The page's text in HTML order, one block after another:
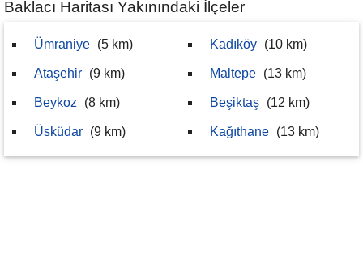
Baklacı Haritası Yakınındaki İlçeler
Ümraniye (5 km)
Ataşehir (9 km)
Beykoz (8 km)
Üsküdar (9 km)
Kadıköy (10 km)
Maltepe (13 km)
Beşiktaş (12 km)
Kağıthane (13 km)